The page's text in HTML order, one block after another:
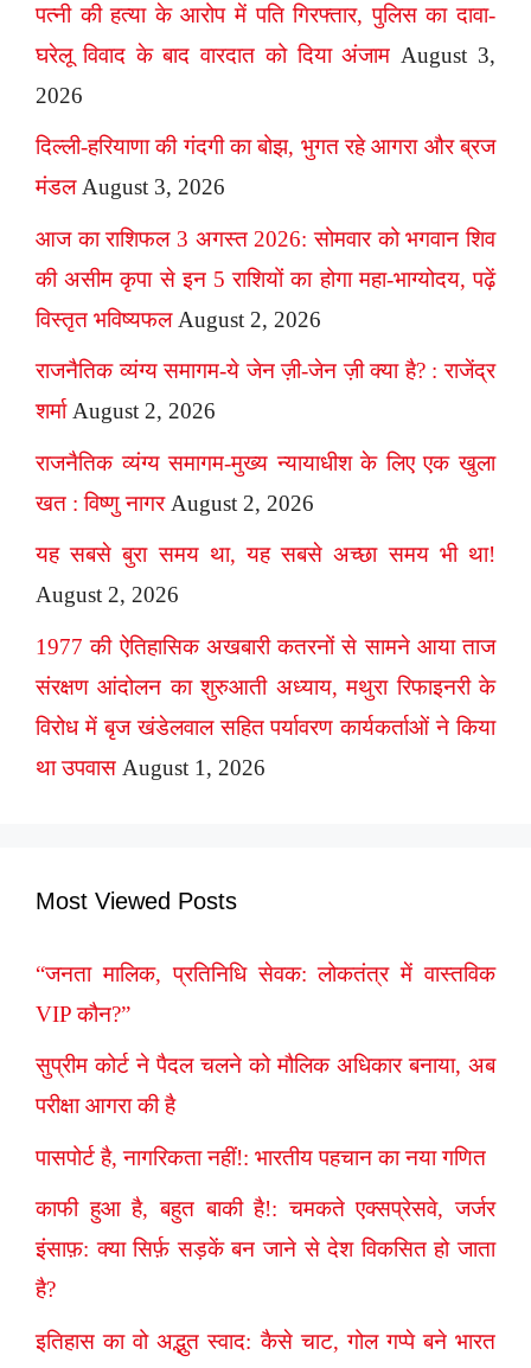
पत्नी की हत्या के आरोप में पति गिरफ्तार, पुलिस का दावा-
घरेलू विवाद के बाद वारदात को दिया अंजाम August 3,
2026
दिल्ली-हरियाणा की गंदगी का बोझ, भुगत रहे आगरा और ब्रज
मंडल August 3, 2026
आज का राशिफल 3 अगस्त 2026: सोमवार को भगवान शिव
की असीम कृपा से इन 5 राशियों का होगा महा-भाग्योदय, पढ़ें
विस्तृत भविष्यफल August 2, 2026
राजनैतिक व्यंग्य समागम-ये जेन ज़ी-जेन ज़ी क्या है? : राजेंद्र
शर्मा August 2, 2026
राजनैतिक व्यंग्य समागम-मुख्य न्यायाधीश के लिए एक खुला
खत : विष्णु नागर August 2, 2026
यह सबसे बुरा समय था, यह सबसे अच्छा समय भी था!
August 2, 2026
1977 की ऐतिहासिक अखबारी कतरनों से सामने आया ताज
संरक्षण आंदोलन का शुरुआती अध्याय, मथुरा रिफाइनरी के
विरोध में बृज खंडेलवाल सहित पर्यावरण कार्यकर्ताओं ने किया
था उपवास August 1, 2026
Most Viewed Posts
“जनता मालिक, प्रतिनिधि सेवक: लोकतंत्र में वास्तविक
VIP कौन?”
सुप्रीम कोर्ट ने पैदल चलने को मौलिक अधिकार बनाया, अब
परीक्षा आगरा की है
पासपोर्ट है, नागरिकता नहीं!: भारतीय पहचान का नया गणित
काफी हुआ है, बहुत बाकी है!: चमकते एक्सप्रेसवे, जर्जर
इंसाफ़: क्या सिर्फ़ सड़कें बन जाने से देश विकसित हो जाता
है?
इतिहास का वो अद्भुत स्वाद: कैसे चाट, गोल गप्पे बने भारत